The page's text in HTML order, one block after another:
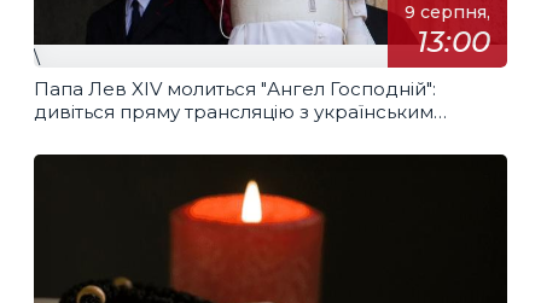
9 серпня,
13:00
\
Папа Лев XIV молиться "Ангел Господній":
дивіться пряму трансляцію з українським